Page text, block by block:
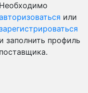
Необходимо
или
и заполнить профиль
поставщика.